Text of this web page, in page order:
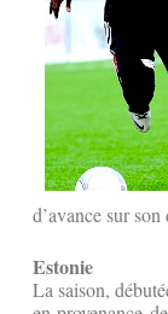
d’avance sur
Estonie
La saison,